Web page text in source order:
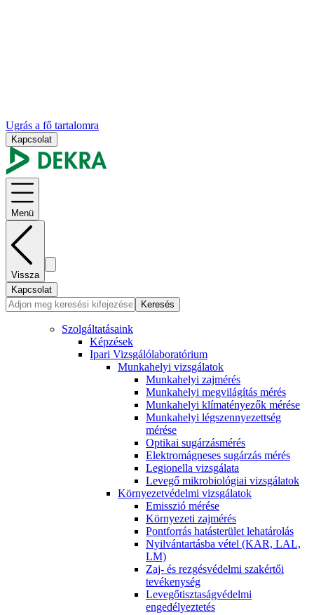
Ugrás a fő tartalomra
Kapcsolat
Menü
Vissza
Kapcsolat
Keresés
Szolgáltatásaink
Képzések
Ipari Vizsgálólaboratórium
Munkahelyi vizsgálatok
Munkahelyi zajmérés
Munkahelyi megvilágítás mérés
Munkahelyi klímatényezők mérése
Munkahelyi légszennyezettség
mérése
Optikai sugárzásmérés
Elektromágneses sugárzás mérés
Legionella vizsgálata
Levegő mikrobiológiai vizsgálatok
Környezetvédelmi vizsgálatok
Emisszió mérése
Környezeti zajmérés
Pontforrás hatásterület lehatárolás
Nyilvántartásba vétel (KAR, LAL,
LM)
Zaj- és rezgésvédelmi szakértői
tevékenység
Levegőtisztaságvédelmi
engedélyeztetés